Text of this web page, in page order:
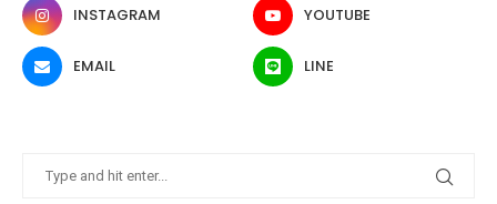
INSTAGRAM YOUTUBE
EMAIL LINE